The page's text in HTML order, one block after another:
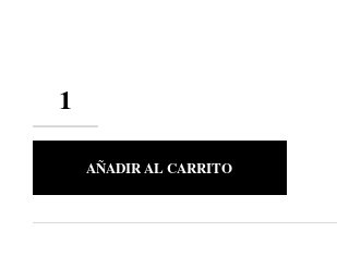
AÑADIR AL CARRITO